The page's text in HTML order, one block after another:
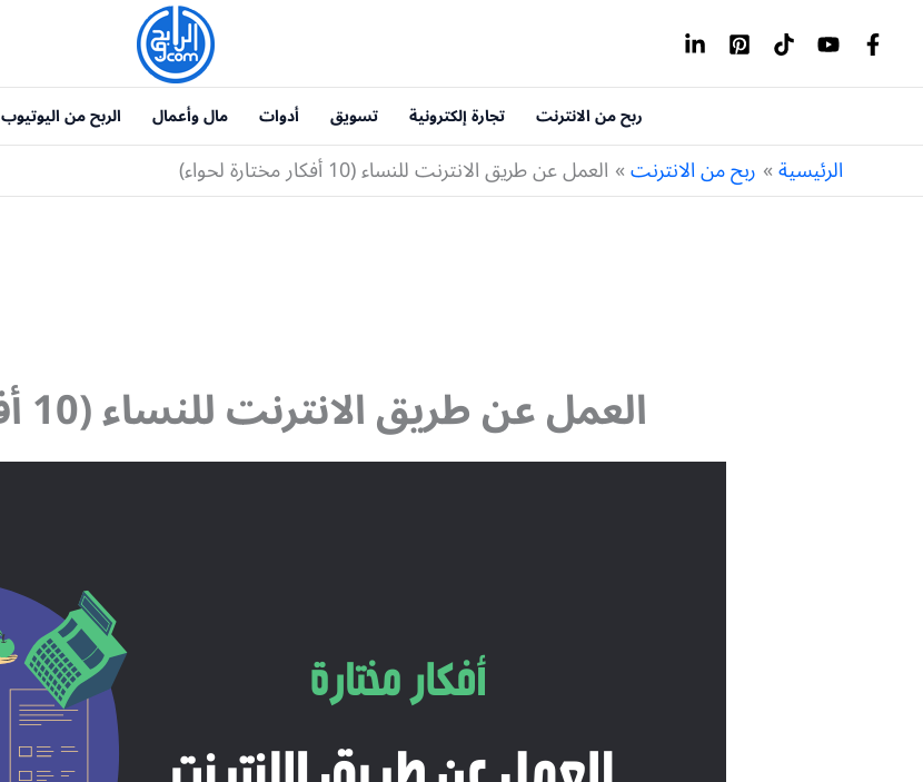
المحتوى
ربح من الانترنت تجارة إلكترونية تسويق أدوات مال وأعمال الربح من اليوتيوب
الرئيسية ربح من الانترنت العمل عن طريق الانترنت للنساء (10 أفكار مختارة لحواء)
العمل عن طريق الانترنت للنساء (10 أفكار مختارة لحواء)